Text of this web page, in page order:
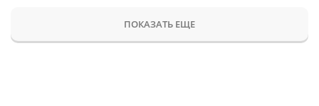
ПОКАЗАТЬ ЕЩЕ